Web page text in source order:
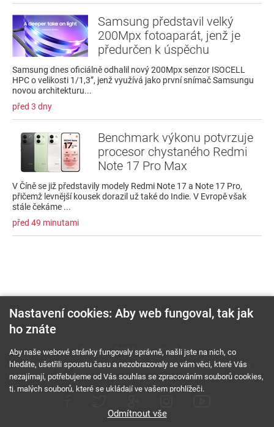
Samsung představil velký
200Mpx fotoaparát, jenž je
předurčen k úspěchu
Samsung dnes oficiálně odhalil nový 200Mpx senzor ISOCELL
HPC o velikosti 1/1,3”, jenž využívá jako první snímač Samsungu
novou architekturu...
před 3 dny
Benchmark výkonu potvrzuje
procesor chystaného Redmi
Note 17 Pro Max
V Číně se již představily modely Redmi Note 17 a Note 17 Pro,
přičemž levnější kousek dorazil už také do Indie. V Evropě však
stále čekáme ...
před 49 minutami
O nás RSS feed
Reklama
Podmínky použití a ochrana soukromí
Cookies Kariéra
Nastavení cookies: Aby web fungoval, tak jak
ho znáte
Aby naše webové stránky fungovaly správně, našli jste na nich, co
hledáte, ušetřili spoustu času a nezobrazovaly se vám věci, které Vás
nezajímají, potřebujeme od Vás souhlas se zpracováním souborů cookies,
tj. malých souborů, které se ukládají ve vašem prohlížeči.
Odmítnout vše